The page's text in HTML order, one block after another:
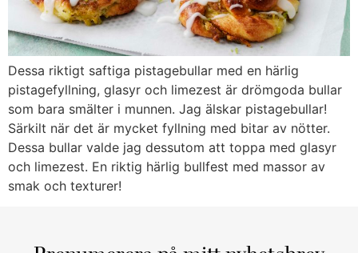
Dessa riktigt saftiga pistagebullar med en härlig
pistagefyllning, glasyr och limezest är drömgoda bullar
som bara smälter i munnen. Jag älskar pistagebullar!
Särkilt när det är mycket fyllning med bitar av nötter.
Dessa bullar valde jag dessutom att toppa med glasyr
och limezest. En riktig härlig bullfest med massor av
smak och texturer!